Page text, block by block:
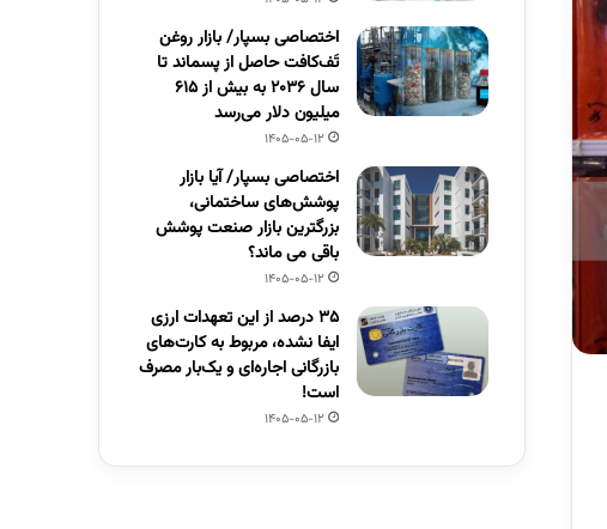
اختصاصی بسپار/ بازار روغن
تَف‌کافت حاصل از پسماند تا
سال ۲۰۳۶ به بیش از ۶۱۵
میلیون دلار می‌رسد
1405-05-12
اختصاصی بسپار/ آیا بازار
پوشش‌های ساختمانی،
بزرگترین بازار صنعت پوشش
باقی می ماند؟
1405-05-12
۳۵ درصد از این تعهدات ارزی
ایفا نشده، مربوط به کارت‌های
بازرگانی اجاره‌ای و یک‌بار مصرف
است!
1405-05-12